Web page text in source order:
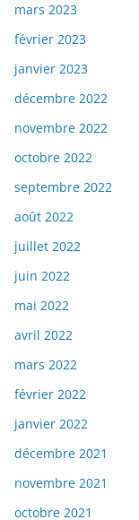
mars 2023
février 2023
janvier 2023
décembre 2022
novembre 2022
octobre 2022
septembre 2022
août 2022
juillet 2022
juin 2022
mai 2022
avril 2022
mars 2022
février 2022
janvier 2022
décembre 2021
novembre 2021
octobre 2021